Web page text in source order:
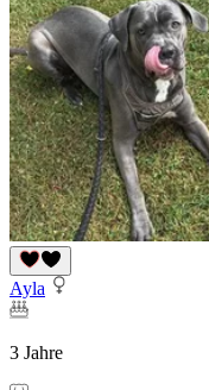
Ayla
3 Jahre